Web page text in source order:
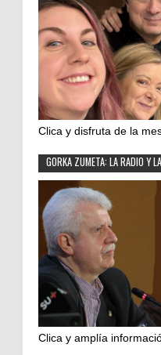
Clica y disfruta de la
GORKA ZUMETA: LA RADIO Y
Clica y amplía